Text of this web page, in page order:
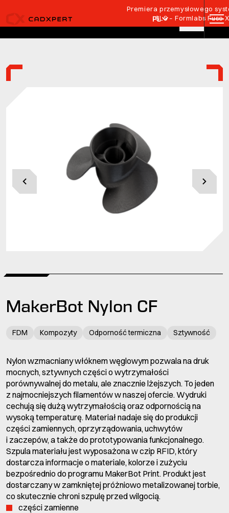
Premiera przemysłowego
SLS – Formlabs Fuse
PL
MakerBot Nylon CF
FDM Kompozyty Odporność termiczna Sztywność
Nylon wzmacniany włóknem węglowym pozwala na druk
mocnych, sztywnych części o wytrzymałości
porównywalnej do metalu, ale znacznie lżejszych. To jeden
z najmocniejszych filamentów w naszej ofercie. Wydruki
cechują się dużą wytrzymałością oraz odpornością na
wysoką temperaturę. Materiał nadaje się do produkcji
części zamiennych, oprzyrządowania, uchwytów
i zaczepów, a także do prototypowania funkcjonalnego.
Szpula materiału jest wyposażona w czip RFID, który
dostarcza informacje o materiale, kolorze i zużyciu
bezpośrednio do programu MakerBot Print. Produkt jest
dostarczany w zamkniętej próżniowo metalizowanej torbie,
co skutecznie chroni szpulę przed wilgocią.
części zamienne